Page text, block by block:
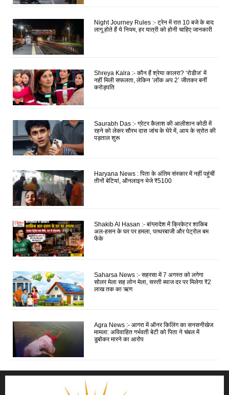
Night Journey Rules :- ट्रेन में रात 10 बजे के बाद
लागू होते हैं ये नियम, हर यात्री को होनी चाहिए जानकारी
Shreya Kalra :- कौन हैं श्रेया कालरा? ‘रोडीज’ में
नहीं मिली सफलता, लेकिन ‘लॉक अप 2’ जीतकर बनीं
करोड़पति
Saurabh Das :- ग्रेटर कैलाश की आलीशान कोठी में
रहने को लेकर सौरभ दास जांच के घेरे में, आय के स्रोत की
पड़ताल शुरू
Haryana News : पिता के अंतिम संस्कार में नहीं पहुंचीं
तीनों बेटियां, ऑनलाइन भेजे ₹5100
Shakib Al Hasan :- बांग्लादेश में क्रिकेटर शाकिब
अल-हसन के घर पर हमला, पत्थरबाजी और पेट्रोल बम
फेंके
Saharsa News :- सहरसा में 7 अगस्त को लगेगा
सोलर मेला सह लोन मेला, सस्ती ब्याज दर पर मिलेगा ₹2
लाख तक का ऋण
Agra News :- आगरा में ऑनर किलिंग का सनसनीखेज
मामला: अविवाहित गर्भवती बेटी को पिता ने चंबल में
डुबोकर मारने का आरोप